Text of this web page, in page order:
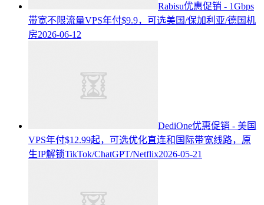
Rabisu优惠促销 - 1Gbps
带宽不限流量VPS年付$9.9，可选美国/保加利亚/德国机
房2026-06-12
DediOne优惠促销 - 美国
VPS年付$12.99起，可选优化直连和国际带宽线路，原
生IP解锁TikTok/ChatGPT/Netflix2026-05-21